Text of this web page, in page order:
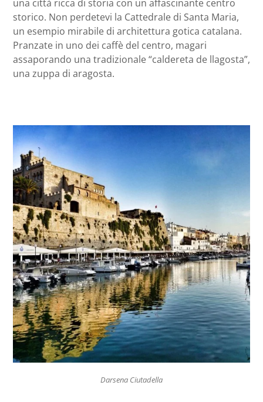
una città ricca di storia con un affascinante centro
storico. Non perdetevi la Cattedrale di Santa Maria,
un esempio mirabile di architettura gotica catalana.
Pranzate in uno dei caffè del centro, magari
assaporando una tradizionale “caldereta de llagosta”,
una zuppa di aragosta.
Darsena Ciutadella